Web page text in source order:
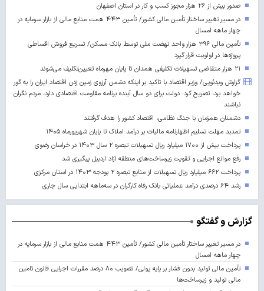
صدور بیش از ۲۶ هزار مجوز کسب‌ و کار در استان اصفهان
در مسیر تغییر ساختار تأمین مالی کشور/ تأمین ۴۴۳ همت منابع مالی از بازار سرمایه در
چهار ماهه امسال
تأمین مالی ۳۹۶ هزار واحد نهضت ملی توسط بانک مسکن/ تسریع فروش اقساطی
پروژه‌ها در اولویت قرار گیرد
۲۱ هزار متقاضی تسهیلات تکلیفی همدان تا پایان مهرماه تعیین‌تکلیف می‌شوند
گزارش ویدئویی/ وزیر اقتصاد با تاکید بر اینکه دشمن آرزوی زمین زدن اقتصاد ایران را به گور
خواهد برد، تصریح کرد: دولت برای دو سال آینده برنامه مقاومت اقتصادی دارد، مردم نگران
نباشند
دشمنان همزمان با جنگ نظامی، اقتصاد کشور را هدف گرفتند
تمدید مهلت تسلیم اظهارنامه مالیات بر درآمد املاک تا پایان شهریورماه ۱۴۰۵
پرداخت بیش از ۱۷۰۰ میلیارد ریال تسهیلات تبصره ۲ سال ۱۴۰۳ در خراسان رضوی
رفع موانع اجرایی و تقویت زیرساخت‌های منطقه آزاد اردبیل پیگیری شد
پرداخت ۶۶۲ میلیارد ریال تسهیلات از منابع تبصره ۲ بودجه ۱۴۰۳ در استان مرکزی
رشد ۶۴ درصدی درآمد عملیاتی بانک رفاه کارگران در سه‌ماهه ابتدایی سال جاری
گزارش و گفتگو
در مسیر تغییر ساختار تأمین مالی کشور/ تأمین ۴۴۳ همت منابع مالی از بازار سرمایه در
چهار ماهه امسال
تأمین مالی تولید بدون فشار بر پایه پولی/ تصویب ۸۰ درصد مقررات اجرایی قانون تامین
مالی تولید و زیرساخت‌ها